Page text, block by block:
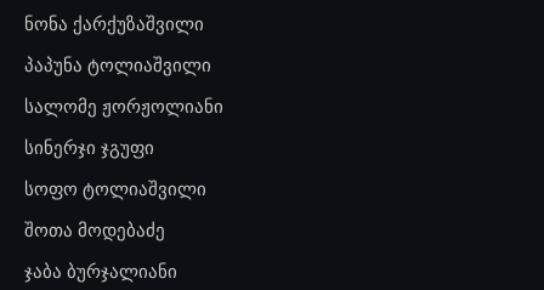
ნონა ქარქუზაშვილი
პაპუნა ტოლიაშვილი
სალომე ჟორჟოლიანი
სინერჯი ჯგუფი
სოფო ტოლიაშვილი
შოთა მოდებაძე
ჯაბა ბურჯალიანი